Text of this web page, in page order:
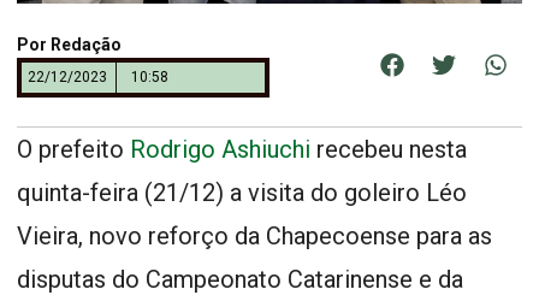
Por Redação
22/12/2023 10:58
O prefeito Rodrigo Ashiuchi recebeu nesta
quinta-feira (21/12) a visita do goleiro Léo
Vieira, novo reforço da Chapecoense para as
disputas do Campeonato Catarinense e da